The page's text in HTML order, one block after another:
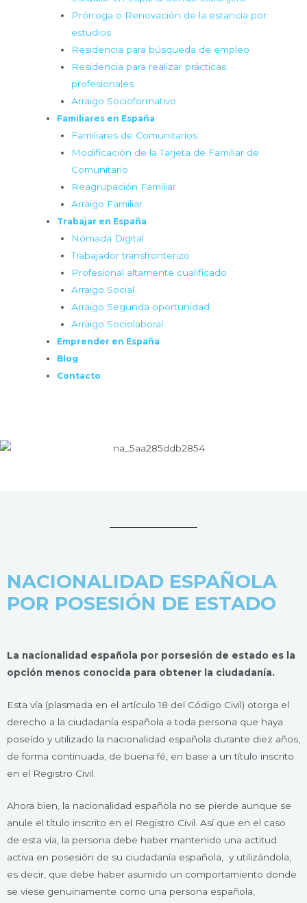
Prórroga o Renovación de la estancia por
estudios
Residencia para búsqueda de empleo
Residencia para realizar prácticas
profesionales
Arraigo Socioformativo
Familiares en España
Familiares de Comunitarios
Modificación de la Tarjeta de Familiar de
Comunitario
Reagrupación Familiar
Arraigo Familiar
Trabajar en España
Nómada Digital
Trabajador transfronterizo
Profesional altamente cualificado
Arraigo Social
Arraigo Segunda oportunidad
Arraigo Sociolaboral
Emprender en España
Blog
Contacto
NACIONALIDAD ESPAÑOLA
POR POSESIÓN DE ESTADO
La nacionalidad española por porsesión de estado es la
opción menos conocida para obtener la ciudadanía.
Esta vía (plasmada en el artículo 18 del Código Civil) otorga el
derecho a la ciudadanía española a toda persona que haya
poseído y utilizado la nacionalidad española durante diez años,
de forma continuada, de buena fé, en base a un título inscrito
en el Registro Civil.
Ahora bien, la nacionalidad española no se pierde aunque se
anule el título inscrito en el Registro Civil. Así que en el caso
de esta vía, la persona debe haber mantenido una actitud
activa en posesión de su ciudadanía española, y utilizándola,
es decir, que debe haber asumido un comportamiento donde
se viese genuinamente como una persona española,